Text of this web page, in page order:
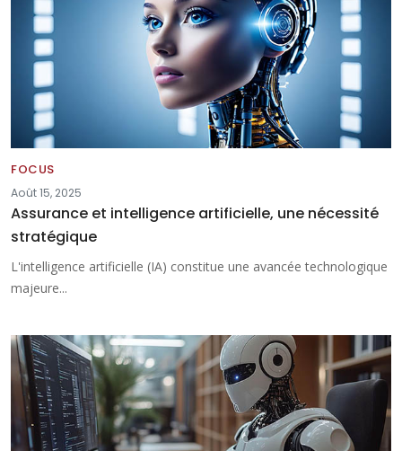
FOCUS
Août 15, 2025
Assurance et intelligence artificielle, une nécessité
stratégique
L'intelligence artificielle (IA) constitue une avancée technologique
majeure...